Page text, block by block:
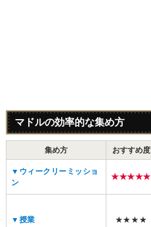
マドルの効率的な集め方
集め方 おすすめ度
▼ウィークリーミッショ
ン
★★★★★
▼授業 ★★★★